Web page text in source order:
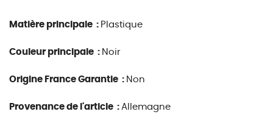
Matière principale : Plastique
Couleur principale : Noir
Origine France Garantie : Non
Provenance de l'article : Allemagne